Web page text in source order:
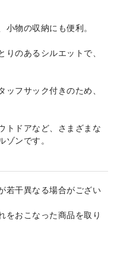
物の収納にも便利。
のあるシルエットで、
フサック付きのため、
トドアなど、さまざまな
ンです。
若干異なる場合がござい
をおこなった商品を取り